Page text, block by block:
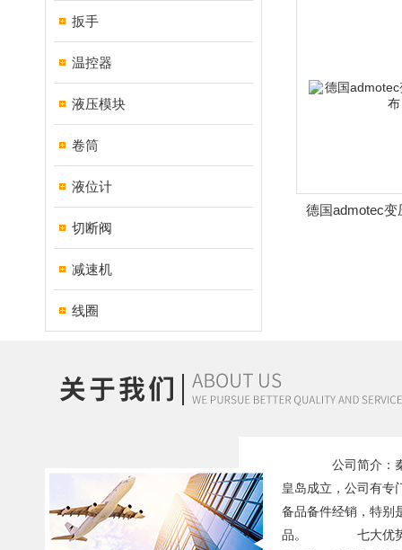
扳手
温控器
液压模块
卷筒
液位计
切断阀
减速机
线圈
德国admotec变
公司简介：秦
皇岛成立，公司有专
备品备件经销，特别
品。 七大优势